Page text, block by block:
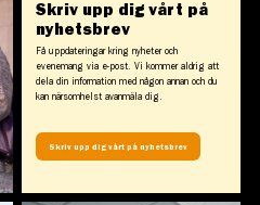
Skriv upp dig vårt på
nyhetsbrev
Få uppdateringar kring nyheter och
evenemang via e-post. Vi kommer aldrig att
dela din information med någon annan och du
kan närsomhelst avanmäla dig.
Skriv upp dig vårt på nyhetsbrev